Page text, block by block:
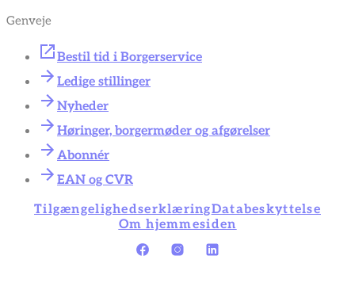
Genveje
Bestil tid i Borgerservice
Ledige stillinger
Nyheder
Høringer, borgermøder og afgørelser
Abonnér
EAN og CVR
TilgængelighedserklæringDatabeskyttelse
Om hjemmesiden